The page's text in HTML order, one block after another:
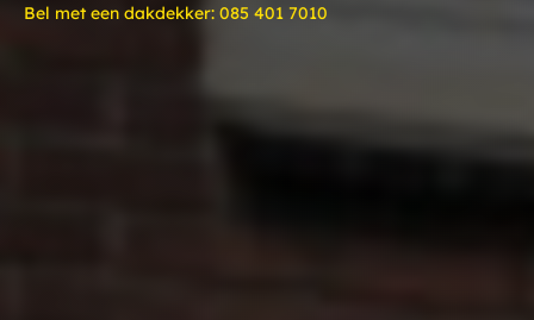
Bel met een dakdekker: 085 401 7010